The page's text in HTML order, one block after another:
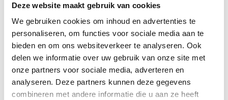
Deze website maakt gebruik van cookies
We gebruiken cookies om inhoud en advertenties te
personaliseren, om functies voor sociale media aan te
bieden en om ons websiteverkeer te analyseren. Ook
delen we informatie over uw gebruik van onze site met
onze partners voor sociale media, adverteren en
analyseren. Deze partners kunnen deze gegevens
combineren met andere informatie die u aan ze heeft
Verzendkosten NL:
6,95
Artikelnummer:
3211918
Beoordeling:
Omschrijving Reviews